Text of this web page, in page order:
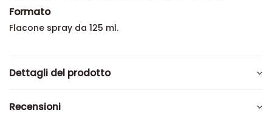
Formato
Flacone spray da 125 ml.
Dettagli del prodotto
Recensioni